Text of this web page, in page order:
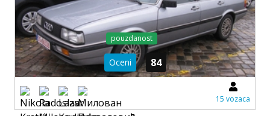
pouzdanost
Oceni 84
15 vozaca